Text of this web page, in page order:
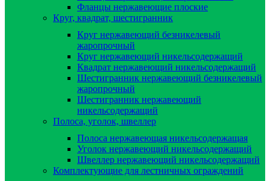
Фланцы нержавеющие плоские
Круг, квадрат, шестигранник
Круг нержавеющий безникелевый
жаропрочный
Круг нержавеющий никельсодержащий
Квадрат нержавеющий никельсодержащий
Шестигранник нержавеющий безникелевый
жаропрочный
Шестигранник нержавеющий
никельсодержащий
Полоса, уголок, швеллер
Полоса нержавеющая никельсодержащая
Уголок нержавеющий никельсодержащий
Швеллер нержавеющий никельсодержащий
Комплектующие для лестничных ограждений